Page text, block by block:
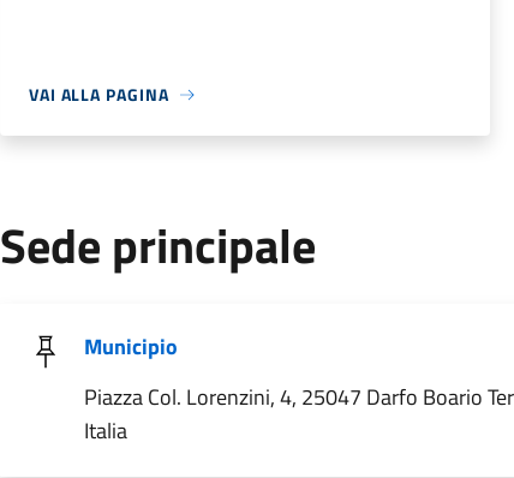
VAI ALLA PAGINA
Sede principale
Municipio
Piazza Col. Lorenzini, 4, 25047 Darfo Boario
Italia